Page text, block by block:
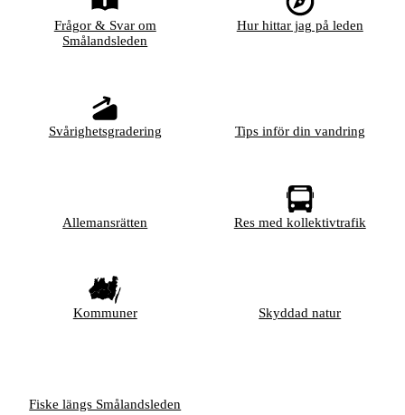
Frågor & Svar om
Smålandsleden
Hur hittar jag på leden
Svårighetsgradering Tips inför din vandring
Allemansrätten Res med kollektivtrafik
Kommuner Skyddad natur
Fiske längs Smålandsleden